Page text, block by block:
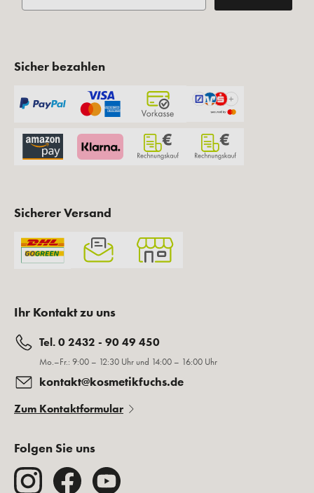
Sicher bezahlen
Sicherer Versand
Ihr Kontakt zu uns
Tel. 0 2432 - 90 49 450
Mo.–Fr.: 9:00 – 12:30 Uhr und 14:00 – 16:00 Uhr
kontakt@kosmetikfuchs.de
Zum Kontaktformular
Folgen Sie uns